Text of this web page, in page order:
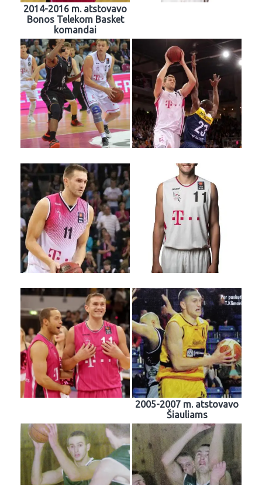
2014-2016 m. atstovavo
Bonos Telekom Basket
komandai
2005-2007 m. atstovavo
Šiauliams